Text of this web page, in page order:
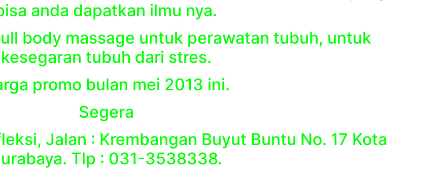
anda dapatkan ilmu nya.
body massage untuk perawatan tubuh, untuk
kesegaran tubuh dari stres.
promo bulan mei 2013 ini.
Segera
Jalan : Krembangan Buyut Buntu No. 17 Kota
Tlp : 031-3538338.